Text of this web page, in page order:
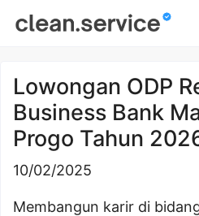
Lowongan ODP
Business Bank
Progo Tahun
10/02/2025
Membangun karir di